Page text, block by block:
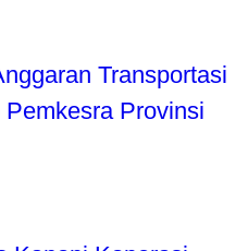
Transportasi
Provinsi